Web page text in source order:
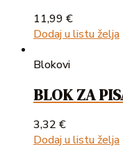
11,99 €
Dodaj u listu želja
Blokovi
BLOK ZA
3,32 €
Dodaj u listu želja